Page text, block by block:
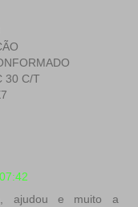
30 C/T
ajudou e muito a